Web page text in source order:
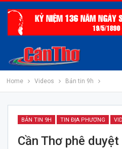
Home Videos Bản tin 9h
BẢN TIN 9H TIN ĐỊA PHƯƠNG
Cần Thơ phê